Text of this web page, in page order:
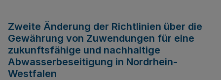
Zweite Änderung der Richtlinien über die
Gewährung von Zuwendungen für eine
zukunftsfähige und nachhaltige
Abwasserbeseitigung in Nordrhein-
Westfalen